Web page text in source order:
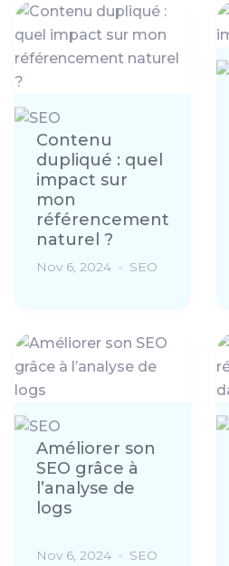
Contenu
dupliqué : quel
impact sur
mon
référencement
naturel ?
Nov 6, 2024 SEO
Améliorer son
SEO grâce à
l’analyse de
logs
Nov 6, 2024 SEO